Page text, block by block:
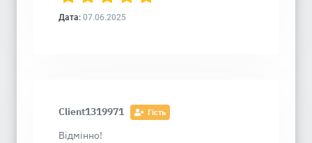
Дата: 07.06.2025
Client1319971 Гість
Відмінно!